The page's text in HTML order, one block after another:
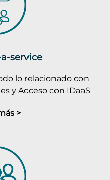
service
lo relacionado con
y Acceso con IDaaS
>